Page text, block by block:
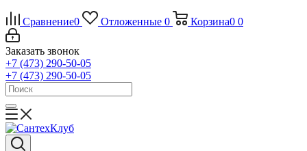
Сравнение0 Отложенные 0 Корзина0 0
Заказать звонок
+7 (473) 290-50-05
+7 (473) 290-50-05